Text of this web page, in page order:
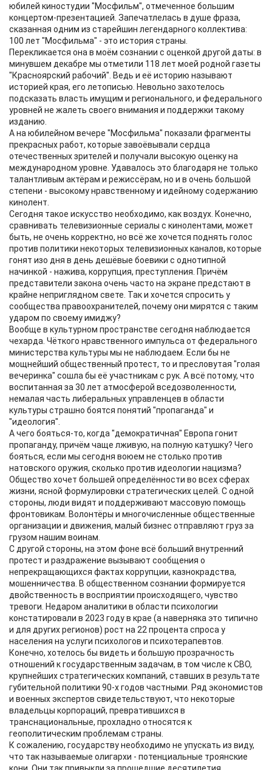
юбилей киностудии "Мосфильм", отмеченное большим
концертом-презентацией. Запечатлелась в душе фраза,
сказанная одним из старейшин легендарного коллектива:
100 лет "Мосфильма" - это история страны.
Перекликается она в моём сознании с оценкой другой даты: в
минувшем декабре мы отметили 118 лет моей родной газеты
"Красноярский рабочий". Ведь и её историю называют
историей края, его летописью. Невольно захотелось
подсказать власть имущим и регионального, и федерального
уровней не жалеть своего внимания и поддержки такому
изданию.
А на юбилейном вечере "Мосфильма" показали фрагменты
прекрасных работ, которые завоёвывали сердца
отечественных зрителей и получали высокую оценку на
международном уровне. Удавалось это благодаря не только
талантливым актёрам и режиссёрам, но и в очень большой
степени - высокому нравственному и идейному содержанию
кинолент.
Сегодня такое искусство необходимо, как воздух. Конечно,
сравнивать телевизионные сериалы с кинолентами, может
быть, не очень корректно, но всё же хочется поднять голос
против политики некоторых телевизионных каналов, которые
гонят изо дня в день дешёвые боевики с однотипной
начинкой - нажива, коррупция, преступления. Причём
представители закона очень часто на экране предстают в
крайне неприглядном свете. Так и хочется спросить у
сообщества правоохранителей, почему они мирятся с таким
ударом по своему имиджу?
Вообще в культурном пространстве сегодня наблюдается
чехарда. Чёткого нравственного импульса от федерального
министерства культуры мы не наблюдаем. Если бы не
мощнейший общественный протест, то и пресловутая "голая
вечеринка" сошла бы её участникам с рук. А всё потому, что
воспитанная за 30 лет атмосферой вседозволенности,
немалая часть либеральных управленцев в области
культуры страшно боятся понятий "пропаганда" и
"идеология".
А чего бояться-то, когда "демократичная" Европа гонит
пропаганду, причём чаще лживую, на полную катушку? Чего
бояться, если мы сегодня воюем не столько против
натовского оружия, сколько против идеологии нацизма?
Общество хочет большей определённости во всех сферах
жизни, ясной формулировки стратегических целей. С одной
стороны, люди видят и поддерживают масcовую помощь
фронтовикам. Волонтёры и многочисленные общественные
организации и движения, малый бизнес отправляют груз за
грузом нашим воинам.
С другой стороны, на этом фоне всё больший внутренний
протест и раздражение вызывают сообщения о
непрекращающихся фактах коррупции, казнокрадства,
мошенничества. В общественном сознании формируется
двойственность в восприятии происходящего, чувство
тревоги. Недаром аналитики в области психологии
констатировали в 2023 году в крае (а наверняка это типично
и для других регионов) рост на 22 процента спроса у
населения на услуги психологов и психотерапевтов.
Конечно, хотелось бы видеть и большую прозрачность
отношений к государственным задачам, в том числе к СВО,
крупнейших стратегических компаний, ставших в результате
губительной политики 90-х годов частными. Ряд экономистов
и военных экспертов свидетельствуют, что некоторые
владельцы корпораций, превратившихся в
транснациональные, прохладно относятся к
геополитическим проблемам страны.
К сожалению, государству необходимо не упускать из виду,
что так называемые олигархи - потенциальные троянские